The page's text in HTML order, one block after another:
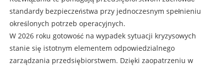
standardy bezpieczeństwa przy jednoczesnym spełnieniu
określonych potrzeb operacyjnych.
W 2026 roku gotowość na wypadek sytuacji kryzysowych
stanie się istotnym elementem odpowiedzialnego
zarządzania przedsiębiorstwem. Dzięki zaopatrzeniu w